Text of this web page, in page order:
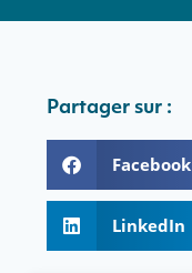
Partager sur :
Facebook
LinkedIn